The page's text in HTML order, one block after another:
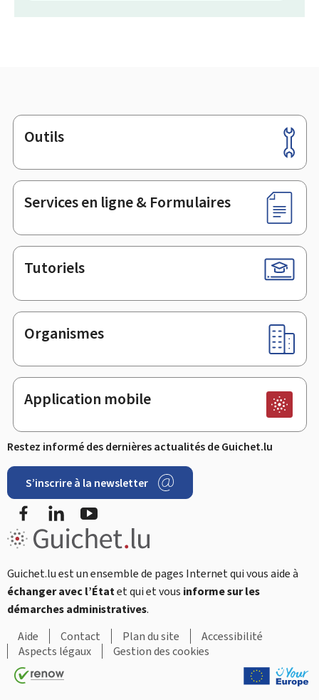
Pied
de
page
Outils
Services en ligne & Formulaires
Tutoriels
Organismes
Application mobile
Restez informé des dernières actualités de Guichet.lu
S’inscrire à la newsletter
FacebookLinkedIn
Guichet.lu est un ensemble de pages Internet qui vous aide à
échanger avec l’Étatet qui et vous informe sur les
démarches administratives.
Aide
Contact Plan du site
Accessibilité
Aspects légaux
Gestion des cookies